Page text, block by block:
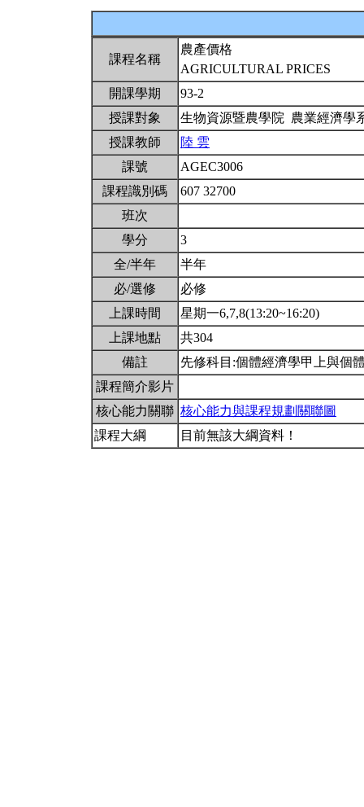
課程名稱
農產價格
AGRICULTURAL PRICES
開課學期
93-2
授課對象
生物資源暨農學院 農業經濟
授課教師
陸 雲
課號
AGEC3006
課程識別碼
607 32700
班次
學分
3
全/半年
半年
必/選修
必修
上課時間
星期一6,7,8(13:20~16:20)
上課地點
共304
備註
先修科目:個體經濟學甲上與個
課程簡介影片
核心能力關聯 核心能力與課程規劃關聯圖
課程大綱
目前無該大綱資料！